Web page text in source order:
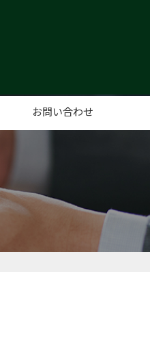
お問い合わせ